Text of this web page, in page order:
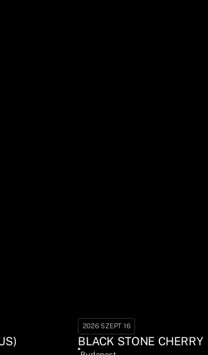
2026 SZEPT 16
BLACK STONE CHERRY